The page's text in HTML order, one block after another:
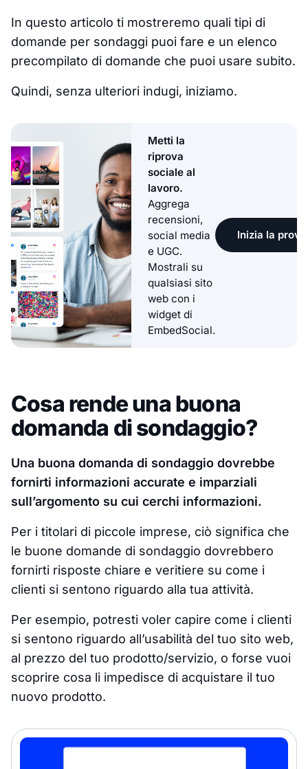
In questo articolo ti mostreremo quali tipi di
domande per sondaggi puoi fare e un elenco
precompilato di domande che puoi usare subito.
Quindi, senza ulteriori indugi, iniziamo.
Metti la
riprova
sociale al
lavoro.
Aggrega
recensioni,
social media
e UGC.
Mostrali su
qualsiasi sito
web con i
widget di
EmbedSocial.
Inizia la
Cosa rende una buona
domanda di sondaggio?
Una buona domanda di sondaggio dovrebbe
fornirti informazioni accurate e imparziali
sull’argomento su cui cerchi informazioni.
Per i titolari di piccole imprese, ciò significa che
le buone domande di sondaggio dovrebbero
fornirti risposte chiare e veritiere su come i
clienti si sentono riguardo alla tua attività.
Per esempio, potresti voler capire come i clienti
si sentono riguardo all’usabilità del tuo sito web,
al prezzo del tuo prodotto/servizio, o forse vuoi
scoprire cosa li impedisce di acquistare il tuo
nuovo prodotto.